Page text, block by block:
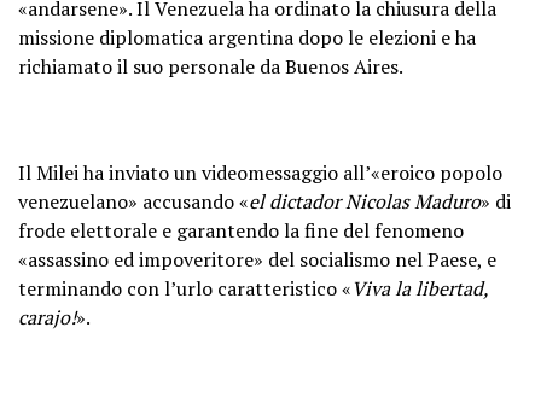
«andarsene». Il Venezuela ha ordinato la chiusura della
missione diplomatica argentina dopo le elezioni e ha
richiamato il suo personale da Buenos Aires.
Il Milei ha inviato un videomessaggio all’«eroico popolo
venezuelano» accusando «el dictador Nicolas Maduro» di
frode elettorale e garantendo la fine del fenomeno
«assassino ed impoveritore» del socialismo nel Paese, e
terminando con l’urlo caratteristico «Viva la libertad,
carajo!».